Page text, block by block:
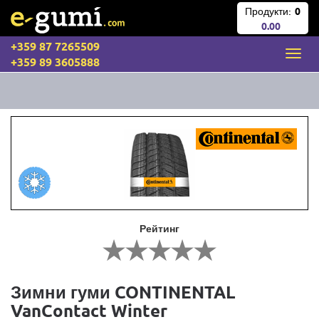
Продукти: 0
0.00
+359 87 7265509
+359 89 3605888
Рейтинг
Зимни гуми CONTINENTAL
VanContact Winter